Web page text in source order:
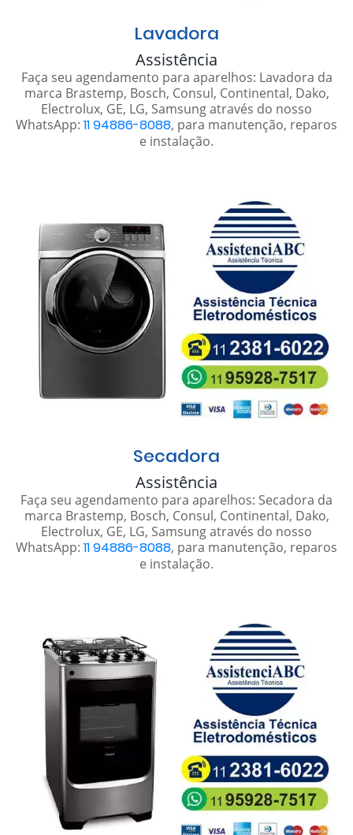
Lavadora
Assistência
Faça seu agendamento para aparelhos: Lavadora da
marca Brastemp, Bosch, Consul, Continental, Dako,
Electrolux, GE, LG, Samsung através do nosso
WhatsApp: 11 94886-8088, para manutenção, reparos
e instalação.
Secadora
Assistência
Faça seu agendamento para aparelhos: Secadora da
marca Brastemp, Bosch, Consul, Continental, Dako,
Electrolux, GE, LG, Samsung através do nosso
WhatsApp: 11 94886-8088, para manutenção, reparos
e instalação.